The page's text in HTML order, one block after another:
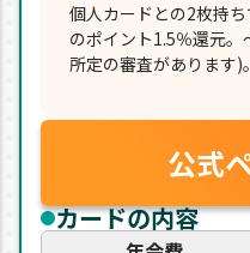
個人カードとの2枚持
のポイント1.5％還元
所定の審査があります)。
公式
カードの内容